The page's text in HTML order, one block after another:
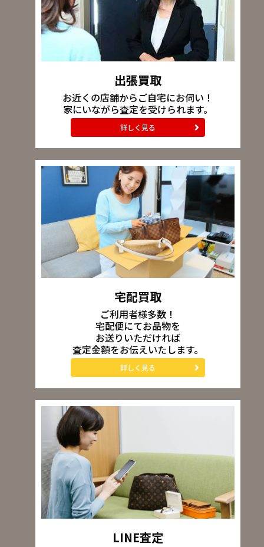
出張買取
お近くの店舗からご自宅にお伺い！
家にいながら査定を受けられます。
詳しく見る
宅配買取
ご利用者様多数！
宅配便にてお品物を
お送りいただければ
査定金額をお伝えいたします。
詳しく見る
LINE査定